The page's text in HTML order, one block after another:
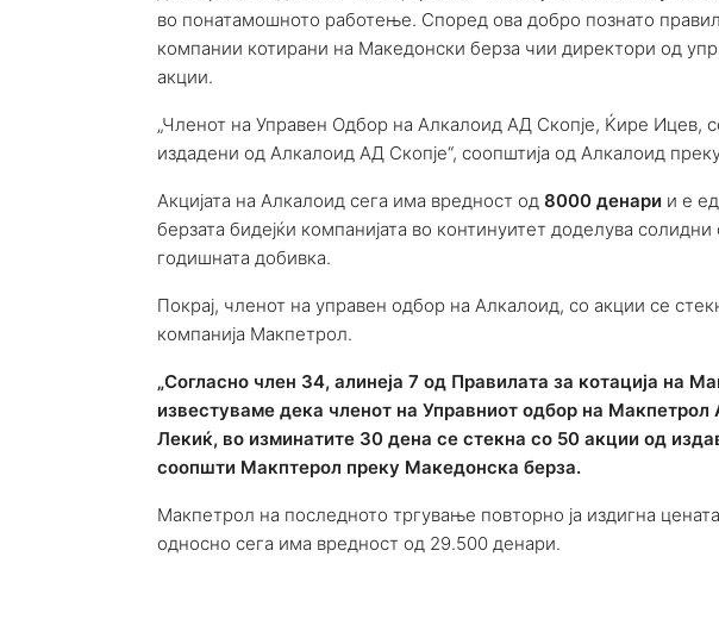
во понатамошното работење. Според ова добро познато
компании котирани на Македонски берза чии директори од
акции.
„Членот на Управен Одбор на Алкалоид АД Скопје, Ќире Ицев,
издадени од Алкалоид АД Скопје“, соопштија од Алкалоид
Акцијата на Алкалоид сега има вредност од 8000 денари и е
берзата бидејќи компанијата во континуитет доделува
годишната добивка.
Покрај, членот на управен одбор на Алкалоид, со акции се
компанија Макпетрол.
„Согласно член 34, алинеја 7 од Правилата за котација на
известуваме дека членот на Управниот одбор на
Лекиќ, во изминатите 30 дена се стекна со 50 акции од
соопшти Макптерол преку Македонска берза.
Макпетрол на последното тргување повторно ја издигна
односно сега има вредност од 29.500 денари.